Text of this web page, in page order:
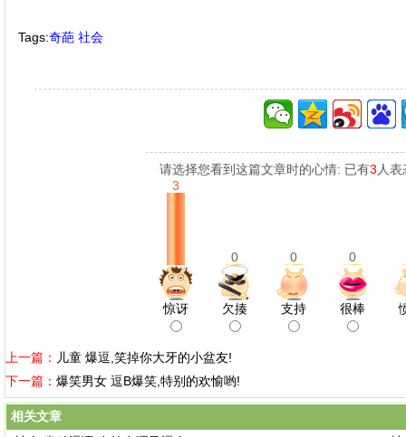
Tags:奇葩 社会
请选择您看到这篇文章时的心情: 已有3 人
3
0 0 0
惊讶 欠揍 支持 很棒
上一篇： 儿童 爆逗,笑掉你大牙的小盆友!
下一篇： 爆笑男女 逗B爆笑,特别的欢愉哟!
相关文章